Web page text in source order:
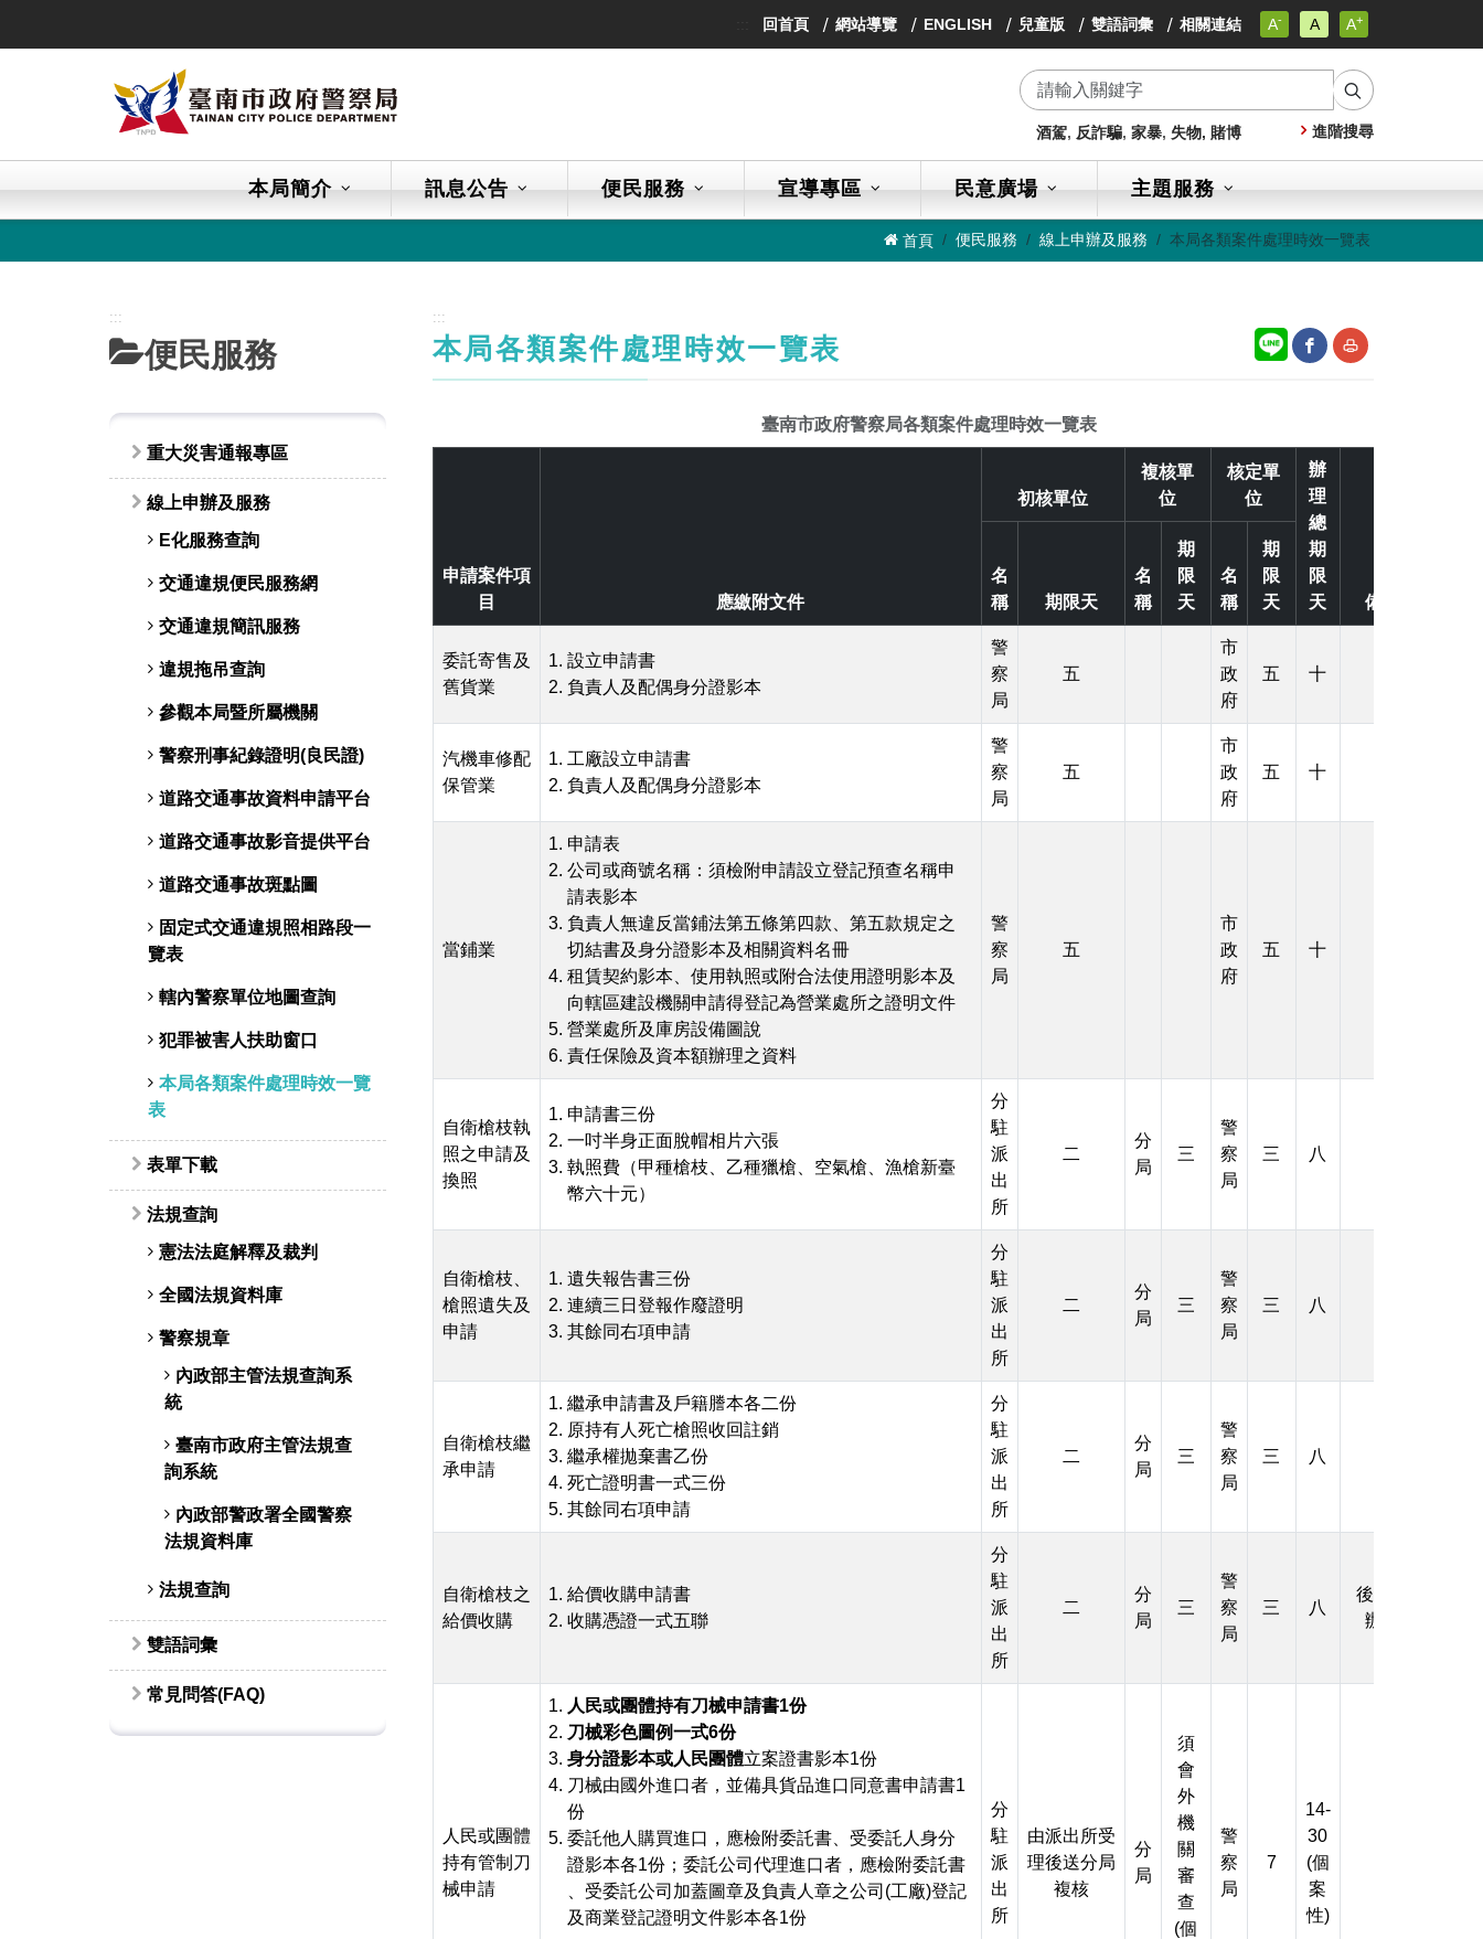
回首頁 網站導覽 ENGLISH 兒童版 雙語詞彙 相關連結 A-
小
級
A小
字
級
A+
小
字
級
尋
酒駕, 反詐騙, 家暴, 失物, 賭博 進階搜尋
本局簡介 訊息公告 便民服務 宣導專區 民意廣場 主題服務
首頁 便民服務 線上申辦及服務 本局各類案件處理時效一覽表
:::
便民服務
重大災害通報專區
線上申辦及服務
E化服務查詢
交通違規便民服務網
交通違規簡訊服務
違規拖吊查詢
參觀本局暨所屬機關
警察刑事紀錄證明(良民證)
道路交通事故資料申請平台
道路交通事故影音提供平台
道路交通事故斑點圖
固定式交通違規照相路段一
覽表
轄內警察單位地圖查詢
犯罪被害人扶助窗口
本局各類案件處理時效一覽
表
表單下載
法規查詢
憲法法庭解釋及裁判
全國法規資料庫
警察規章
內政部主管法規查詢系
統
臺南市政府主管法規查
詢系統
內政部警政署全國警察
法規資料庫
法規查詢
雙語詞彙
常見問答(FAQ)
:::
本局各類案件處理時效一覽表
站
分
享
至
facebook
善
臺南市政府警察局各類案件處理時效一覽表
申請案件項
目
應繳附文件
初核單位
複核單
位
核定單
位
辦
理
總
期
限
天
備註
名
稱
期限天
名
稱
期
限
天
名
稱
期
限
天
委託寄售及
舊貨業
設立申請書
負責人及配偶身分證影本
警
察
局
五
市
政
府
五 十
汽機車修配
保管業
工廠設立申請書
負責人及配偶身分證影本
警
察
局
五
市
政
府
五 十
當鋪業
申請表
公司或商號名稱：須檢附申請設立登記預查名稱申
請表影本
負責人無違反當鋪法第五條第四款、第五款規定之
切結書及身分證影本及相關資料名冊
租賃契約影本、使用執照或附合法使用證明影本及
向轄區建設機關申請得登記為營業處所之證明文件
營業處所及庫房設備圖說
責任保險及資本額辦理之資料
警
察
局
五
市
政
府
五 十
自衛槍枝執
照之申請及
換照
申請書三份
一吋半身正面脫帽相片六張
執照費（甲種槍枝、乙種獵槍、空氣槍、漁槍新臺
幣六十元）
分
駐
派
出
所
二
分
局
三
警
察
局
三 八
自衛槍枝、
槍照遺失及
申請
遺失報告書三份
連續三日登報作廢證明
其餘同右項申請
分
駐
派
出
所
二
分
局
三
警
察
局
三 八
自衛槍枝繼
承申請
繼承申請書及戶籍謄本各二份
原持有人死亡槍照收回註銷
繼承權拋棄書乙份
死亡證明書一式三份
其餘同右項申請
分
駐
派
出
所
二
分
局
三
警
察
局
三 八
自衛槍枝之
給價收購
給價收購申請書
收購憑證一式五聯
分
駐
派
出
所
二
分
局
三
警
察
局
三 八
後勤科
辦理
人民或團體
持有管制刀
械申請
人民或團體持有刀械申請書1份
刀械彩色圖例一式6份
身分證影本或人民團體立案證書影本1份
刀械由國外進口者，並備具貨品進口同意書申請書1
份
委託他人購買進口，應檢附委託書、受委託人身分
證影本各1份；委託公司代理進口者，應檢附委託書
、受委託公司加蓋圖章及負責人章之公司(工廠)登記
及商業登記證明文件影本各1份
分
駐
派
出
所
由派出所受
理後送分局
複核
分
局
須
會
外
機
關
審
查
(個
警
察
局
7
14-
30
(個
案
性)